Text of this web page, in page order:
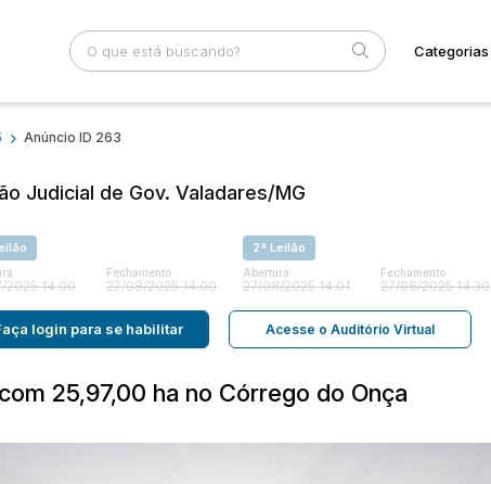
Categoria
Categorias
Anúncio ID 263
Judicial de Gov. Valadares/MG
2025 14:00
Fechamento
27/08/2025 14:00
2ª Leilão
Abertura
27/08/2025 14:01
Fechamento
27/08/2025 14:30
login para se habilitar Acesse o Auditório Virtual
25,97,00 ha no Córrego do Onça